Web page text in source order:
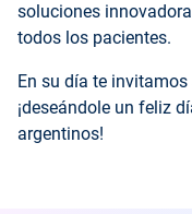
soluciones
todos los pacientes.
En su día te
¡deseándole un feliz
argentinos!